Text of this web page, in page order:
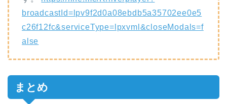
broadcastId=lpv9f2d0a08ebdb5a35702ee0e5
c26f12fc&serviceType=lpxvml&closeModals=f
alse
まとめ